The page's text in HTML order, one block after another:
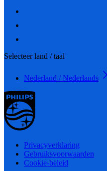
Selecteer land / taal
Nederland / Nederlands
Privacyverklaring
Gebruiksvoorwaarden
Cookie-beleid